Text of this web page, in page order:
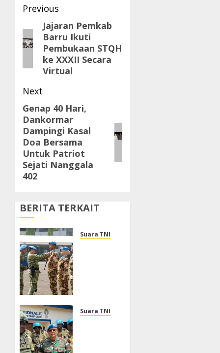
Post
navigation
Previous
Previous
post:
Jajaran Pemkab
Barru Ikuti
Pembukaan STQH
ke XXXII Secara
Virtual
Next
Next
post:
Genap 40 Hari,
Dankormar
Dampingi Kasal
Doa Bersama
Untuk Patriot
Sejati Nanggala
402
BERITA TERKAIT
Suara TNI
Kontingen
Suara TNI